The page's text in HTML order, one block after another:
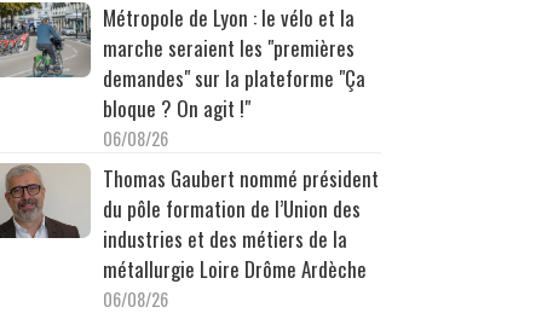
Métropole de Lyon : le vélo et la
marche seraient les "premières
demandes" sur la plateforme "Ça
bloque ? On agit !"
06/08/26
Thomas Gaubert nommé président
du pôle formation de l’Union des
industries et des métiers de la
métallurgie Loire Drôme Ardèche
06/08/26